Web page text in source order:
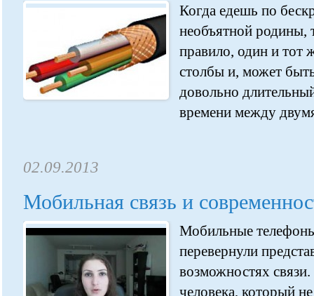
Когда едешь по
необъятной родины,
правило, один и тот
столбы и, может
довольно
времени между
02.09.2013
Мобильная связь и
Мобильные
перевернули
возможностях
человека, который